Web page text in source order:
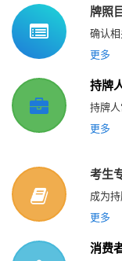
牌照
确认
更多
持牌
持牌
更多
考生
成为
更多
消费